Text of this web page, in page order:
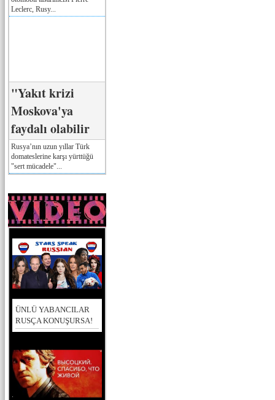
Leclerc, Rusy...
"Yakıt krizi
Moskova'ya
faydalı olabilir
Rusya’nın uzun yıllar Türk
domateslerine karşı yürttüğü
"sert mücadele"...
ÜNLÜ YABANCILAR
RUSÇA KONUŞURSA!